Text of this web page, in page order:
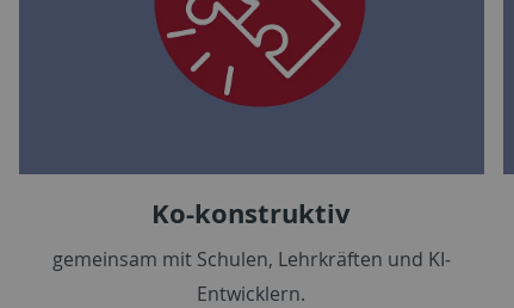
Ko-konstruktiv
gemeinsam mit Schulen, Lehrkräften und KI-
Entwicklern.